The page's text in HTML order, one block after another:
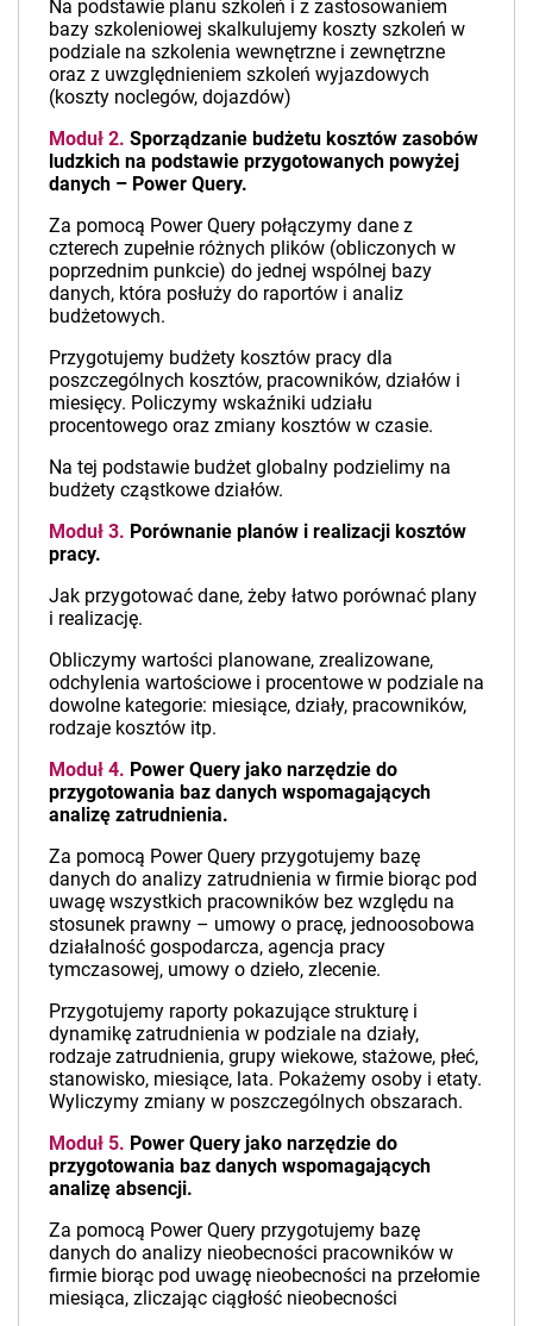
Na podstawie planu szkoleń i z zastosowaniem
bazy szkoleniowej skalkulujemy koszty szkoleń w
podziale na szkolenia wewnętrzne i zewnętrzne
oraz z uwzględnieniem szkoleń wyjazdowych
(koszty noclegów, dojazdów)
Moduł 2. Sporządzanie budżetu kosztów zasobów
ludzkich na podstawie przygotowanych powyżej
danych – Power Query.
Za pomocą Power Query połączymy dane z
czterech zupełnie różnych plików (obliczonych w
poprzednim punkcie) do jednej wspólnej bazy
danych, która posłuży do raportów i analiz
budżetowych.
Przygotujemy budżety kosztów pracy dla
poszczególnych kosztów, pracowników, działów i
miesięcy. Policzymy wskaźniki udziału
procentowego oraz zmiany kosztów w czasie.
Na tej podstawie budżet globalny podzielimy na
budżety cząstkowe działów.
Moduł 3. Porównanie planów i realizacji kosztów
pracy.
Jak przygotować dane, żeby łatwo porównać plany
i realizację.
Obliczymy wartości planowane, zrealizowane,
odchylenia wartościowe i procentowe w podziale na
dowolne kategorie: miesiące, działy, pracowników,
rodzaje kosztów itp.
Moduł 4. Power Query jako narzędzie do
przygotowania baz danych wspomagających
analizę zatrudnienia.
Za pomocą Power Query przygotujemy bazę
danych do analizy zatrudnienia w firmie biorąc pod
uwagę wszystkich pracowników bez względu na
stosunek prawny – umowy o pracę, jednoosobowa
działalność gospodarcza, agencja pracy
tymczasowej, umowy o dzieło, zlecenie.
Przygotujemy raporty pokazujące strukturę i
dynamikę zatrudnienia w podziale na działy,
rodzaje zatrudnienia, grupy wiekowe, stażowe, płeć,
stanowisko, miesiące, lata. Pokażemy osoby i etaty.
Wyliczymy zmiany w poszczególnych obszarach.
Moduł 5. Power Query jako narzędzie do
przygotowania baz danych wspomagających
analizę absencji.
Za pomocą Power Query przygotujemy bazę
danych do analizy nieobecności pracowników w
firmie biorąc pod uwagę nieobecności na przełomie
miesiąca, zliczając ciągłość nieobecności